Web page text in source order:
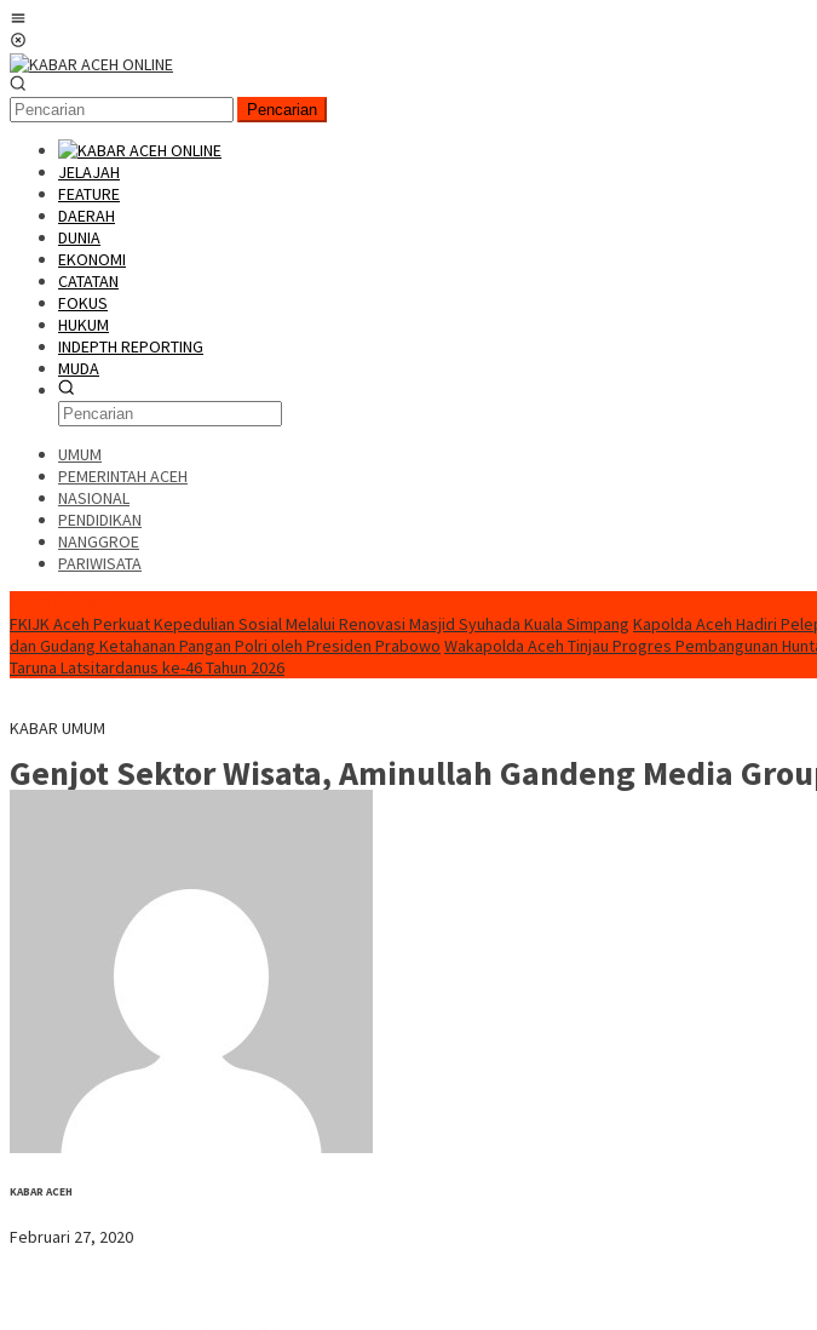
Pencarian
JELAJAH
FEATURE
DAERAH
DUNIA
EKONOMI
CATATAN
FOKUS
HUKUM
INDEPTH REPORTING
MUDA
UMUM
PEMERINTAH ACEH
NASIONAL
PENDIDIKAN
NANGGROE
PARIWISATA
FKIJK Aceh Perkuat Kepedulian Sosial Melalui Renovasi Masjid Syuhada Kuala Simpang Kapolda Aceh Hadiri
dan Gudang Ketahanan Pangan Polri oleh Presiden Prabowo Wakapolda Aceh Tinjau Progres Pembangunan
Taruna Latsitardanus ke-46 Tahun 2026
KABAR UMUM
Genjot Sektor Wisata, Aminullah Gandeng Media
KABAR ACEH
Februari 27, 2020